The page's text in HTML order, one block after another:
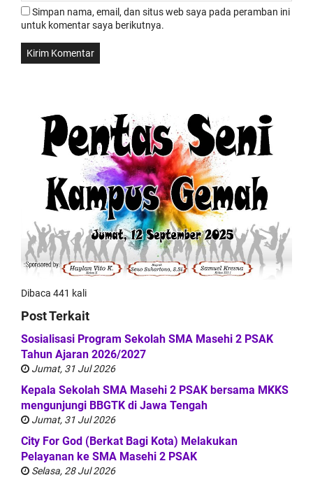
Simpan nama, email, dan situs web saya pada peramban ini
untuk komentar saya berikutnya.
Dibaca 441 kali
Post Terkait
Sosialisasi Program Sekolah SMA Masehi 2 PSAK
Tahun Ajaran 2026/2027
Jumat, 31 Jul 2026
Kepala Sekolah SMA Masehi 2 PSAK bersama MKKS
mengunjungi BBGTK di Jawa Tengah
Jumat, 31 Jul 2026
City For God (Berkat Bagi Kota) Melakukan
Pelayanan ke SMA Masehi 2 PSAK
Selasa, 28 Jul 2026